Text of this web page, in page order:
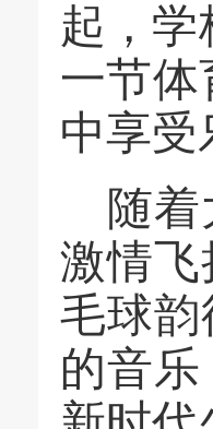
起，学
一节体
中享受
随着
激情飞
毛球
的音